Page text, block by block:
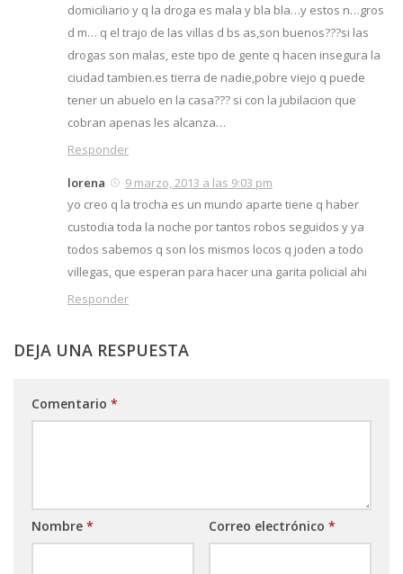
domiciliario y q la droga es mala y bla bla…y estos n…gros
d m… q el trajo de las villas d bs as,son buenos???si las
drogas son malas, este tipo de gente q hacen insegura la
ciudad tambien.es tierra de nadie,pobre viejo q puede
tener un abuelo en la casa??? si con la jubilacion que
cobran apenas les alcanza…
Responder
lorena
9 marzo, 2013 a las 9:03 pm
yo creo q la trocha es un mundo aparte tiene q haber
custodia toda la noche por tantos robos seguidos y ya
todos sabemos q son los mismos locos q joden a todo
villegas, que esperan para hacer una garita policial ahi
Responder
DEJA UNA RESPUESTA
Comentario *
Nombre * Correo electrónico *